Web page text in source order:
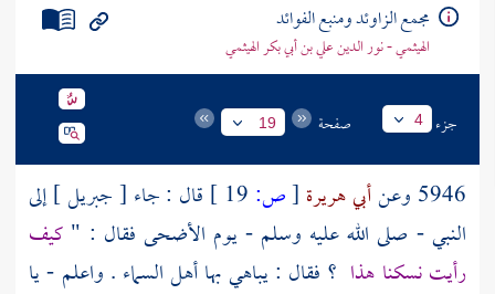
مجمع الزاوئد ومنبع الفوائد
الهيثمي - نور الدين علي بن أبي بكر الهيثمي
جزء 4 صفحة 19
5946 وعن أبي هريرة [ص:
قال : جاء [ جبريل ] إلى
النبي - صلى الله عليه وسلم - يوم الأضحى فقال : " كيف
رأيت نسكنا هذا ؟ فقال : يباهي بها أهل السماء . واعلم - يا